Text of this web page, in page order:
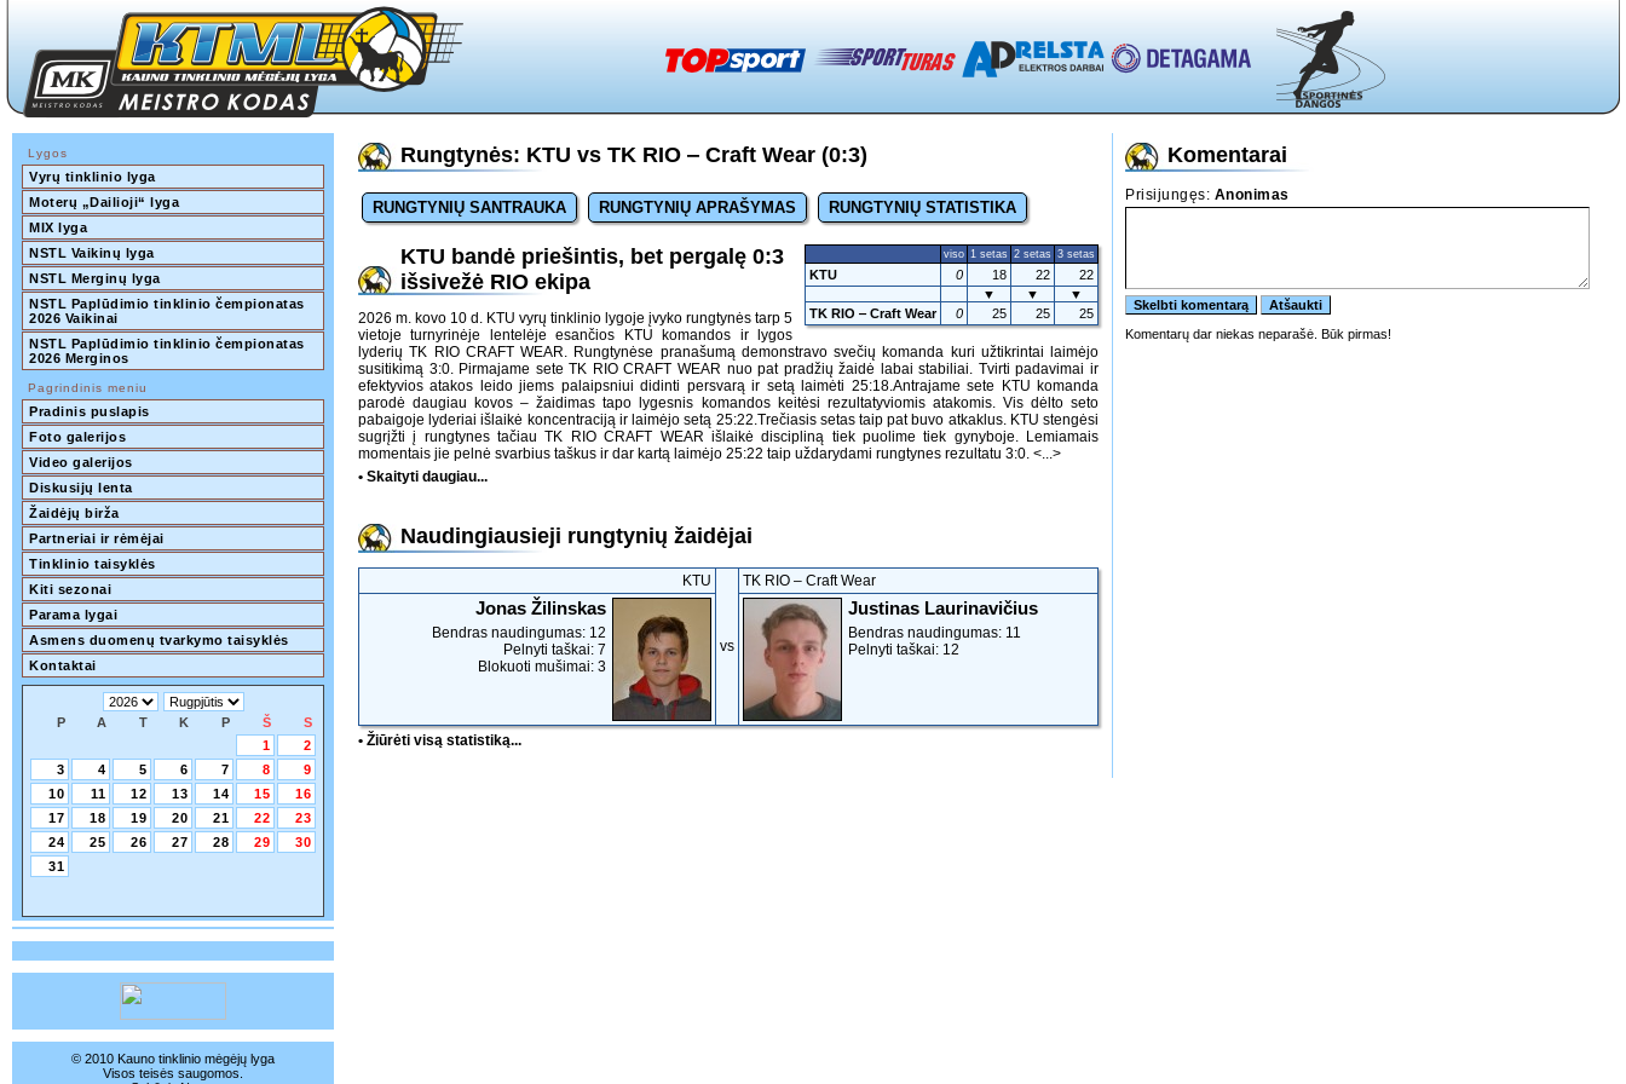
Lygos
Vyrų tinklinio lyga
Moterų „Dailioji“ lyga
MIX lyga
NSTL Vaikinų lyga
NSTL Merginų lyga
NSTL Paplūdimio tinklinio čempionatas
2026 Vaikinai
NSTL Paplūdimio tinklinio čempionatas
2026 Merginos
Pagrindinis meniu
Pradinis puslapis
Foto galerijos
Video galerijos
Diskusijų lenta
Žaidėjų birža
Partneriai ir rėmėjai
Tinklinio taisyklės
Kiti sezonai
Parama lygai
Asmens duomenų tvarkymo taisyklės
Kontaktai
P A T K P Š
S
1
2
3
4 5 6 7 8
9
10
11 12 13 14 15
16
17
18 19 20 21 22
23
24
25 26 27 28 29
30
31
© 2010 Kauno tinklinio mėgėjų lyga
Visos teisės saugomos.
Rungtynės: KTU vs TK RIO ‒ Craft Wear (0:3)
RUNGTYNIŲ SANTRAUKA RUNGTYNIŲ APRAŠYMAS RUNGTYNIŲ STATISTIKA
viso 1 setas 2 setas 3 setas
KTU 0 18 22
22
▼
▼
▼
TK RIO ‒ Craft Wear
0 25 25 25
KTU bandė priešintis, bet pergalę 0:3
išsivežė RIO ekipa
2026 m. kovo 10 d. KTU vyrų tinklinio lygoje įvyko rungtynės tarp 5
vietoje turnyrinėje lentelėje esančios KTU komandos ir lygos
lyderių TK RIO CRAFT WEAR. Rungtynėse pranašumą demonstravo svečių komanda kuri užtikrintai laimėjo
susitikimą 3:0. Pirmajame sete TK RIO CRAFT WEAR nuo pat pradžių žaidė labai stabiliai. Tvirti padavimai ir
efektyvios atakos leido jiems palaipsniui didinti persvarą ir setą laimėti 25:18.Antrajame sete KTU komanda
parodė daugiau kovos – žaidimas tapo lygesnis komandos keitėsi rezultatyviomis atakomis. Vis dėlto seto
pabaigoje lyderiai išlaikė koncentraciją ir laimėjo setą 25:22.Trečiasis setas taip pat buvo atkaklus. KTU stengėsi
sugrįžti į rungtynes tačiau TK RIO CRAFT WEAR išlaikė discipliną tiek puolime tiek gynyboje. Lemiamais
momentais jie pelnė svarbius taškus ir dar kartą laimėjo 25:22 taip uždarydami rungtynes rezultatu 3:0. <...>
• Skaityti daugiau...
Naudingiausieji rungtynių žaidėjai
KTU
vs
TK RIO ‒ Craft Wear
Jonas Žilinskas
Bendras naudingumas: 12
Pelnyti taškai: 7
Blokuoti mušimai: 3
Justinas Laurinavičius
Bendras naudingumas: 11
Pelnyti taškai: 12
• Žiūrėti visą statistiką...
Komentarai